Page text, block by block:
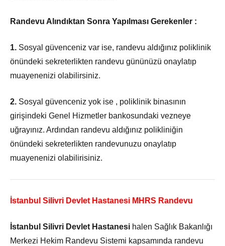
Randevu Alındıktan Sonra Yapılması Gerekenler :
1. Sosyal güvenceniz var ise, randevu aldığınız poliklinik
önündeki sekreterlikten randevu gününüzü onaylatıp
muayenenizi olabilirsiniz.
2. Sosyal güvenceniz yok ise , poliklinik binasının
girişindeki Genel Hizmetler bankosundaki vezneye
uğrayınız. Ardından randevu aldığınız polikliniğin
önündeki sekreterlikten randevunuzu onaylatıp
muayenenizi olabilirisiniz.
İstanbul Silivri Devlet Hastanesi MHRS Randevu
İstanbul Silivri Devlet Hastanesi halen Sağlık Bakanlığı
Merkezi Hekim Randevu Sistemi kapsamında randevu